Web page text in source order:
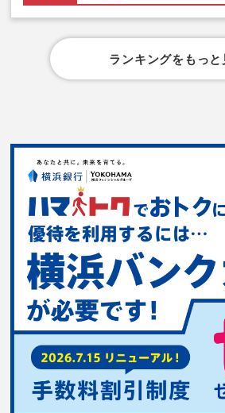
ランキングをもっと